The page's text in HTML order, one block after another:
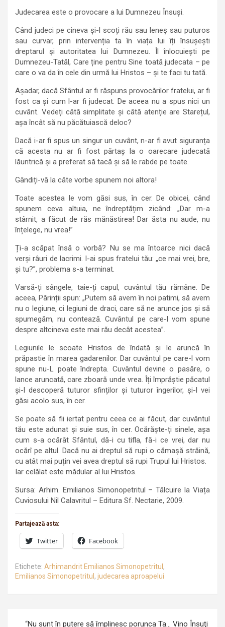
Judecarea este o provocare a lui Dumnezeu Însuși.
Când judeci pe cineva și-l scoți rău sau leneș sau puturos
sau curvar, prin intervenția ta în viața lui îți însușești
dreptarul și autoritatea lui Dumnezeu. Îl înlocuiești pe
Dumnezeu-Tatăl, Care ține pentru Sine toată judecata – pe
care o va da în cele din urmă lui Hristos – și te faci tu tată.
Așadar, dacă Sfântul ar fi răspuns provocărilor fratelui, ar fi
fost ca și cum l-ar fi judecat. De aceea nu a spus nici un
cuvânt. Vedeți câtă simplitate și câtă atenție are Starețul,
așa încât să nu păcătuiască deloc?
Dacă i-ar fi spus un singur un cuvânt, n-ar fi avut siguranța
că acesta nu ar fi fost părtaș la o oarecare judecată
lăuntrică și a preferat să tacă și să le rabde pe toate.
Gândiți-vă la câte vorbe spunem noi altora!
Toate acestea le vom găsi sus, în cer. De obicei, când
spunem ceva altuia, ne îndreptățim zicând: „Dar m-a
stârnit, a făcut de răs mănăstirea! Dar ăsta nu aude, nu
înțelege, nu vrea!”
Ți-a scăpat însă o vorbă? Nu se ma întoarce nici dacă
verși râuri de lacrimi. I-ai spus fratelui tău: „ce mai vrei, bre,
și tu?”, problema s-a terminat.
Varsă-ți sângele, taie-ți capul, cuvântul tău rămâne. De
aceea, Părinții spun: „Putem să avem în noi patimi, să avem
nu o legiune, ci legiuni de draci, care să ne arunce jos și să
spumegăm, nu contează. Cuvântul pe care-l vom spune
despre altcineva este mai rău decât acestea”.
Legiunile le scoate Hristos de îndată și le aruncă în
prăpastie în marea gadarenilor. Dar cuvântul pe care-l vom
spune nu-L poate îndrepta. Cuvântul devine o pasăre, o
lance aruncată, care zboară unde vrea. Îți împrăștie păcatul
și-l descoperă tuturor sfinților și tuturor îngerilor, și-l vei
găsi acolo sus, în cer.
Se poate să fii iertat pentru ceea ce ai făcut, dar cuvântul
tău este adunat și suie sus, în cer. Ocărăște-ți sinele, așa
cum s-a ocărât Sfântul, dă-i cu tifla, fă-i ce vrei, dar nu
ocărî pe altul. Dacă nu ai dreptul să rupi o cămașă străină,
cu atât mai puțin vei avea dreptul să rupi Trupul lui Hristos.
Iar celălat este mădular al lui Hristos.
Sursa: Arhim. Emilianos Simonopetritul – Tâlcuire la Viața
Cuviosului Nil Calavritul – Editura Sf. Nectarie, 2009.
Partajează asta:
Twitter Facebook
Etichete: Arhimandrit Emilianos Simonopetritul ,
Emilianos Simonopetritul , judecarea aproapelui
“Nu sunt în putere să împlinesc porunca Ta… Vino Însuţi